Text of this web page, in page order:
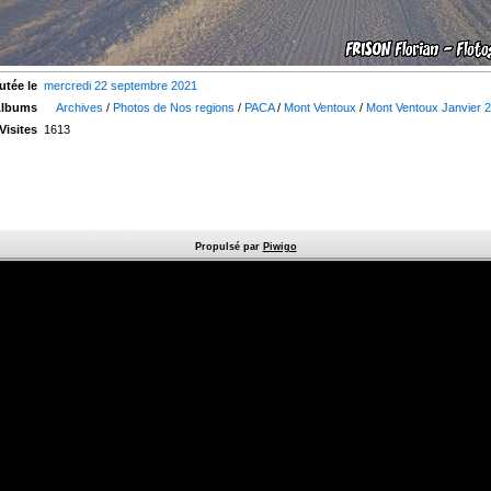
le mercredi 22 septembre 2021
Archives /Photos de Nos regions /PACA/Mont Ventoux /Mont Ventoux Janvier
Visites 1613
Propulsé par Piwigo